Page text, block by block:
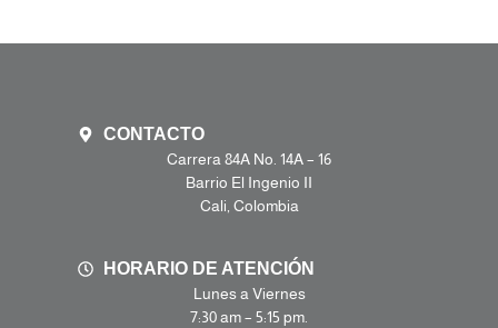
CONTACTO
Carrera 84A No. 14A – 16
Barrio El Ingenio II
Cali, Colombia
HORARIO DE ATENCIÓN
Lunes a Viernes
7:30 am – 5:15 pm.